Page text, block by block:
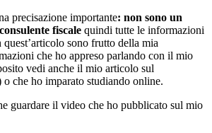
precisazione importante: non sono un
fiscale quindi tutte le informazioni
sono frutto della mia
che ho appreso parlando con il mio
vedi anche il mio articolo sul
o che ho imparato studiando online.
guardare il video che ho pubblicato sul mio